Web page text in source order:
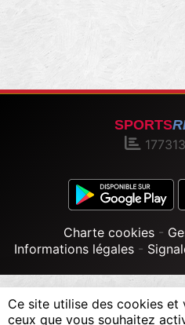
SPORTS
177313
Charte cookies
Informations légales
Ce site utilise des cookies
ceux que vous souhaitez